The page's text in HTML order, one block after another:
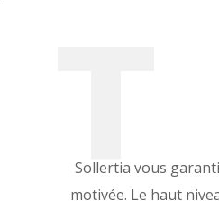
Sollertia vous
motivée. Le haut